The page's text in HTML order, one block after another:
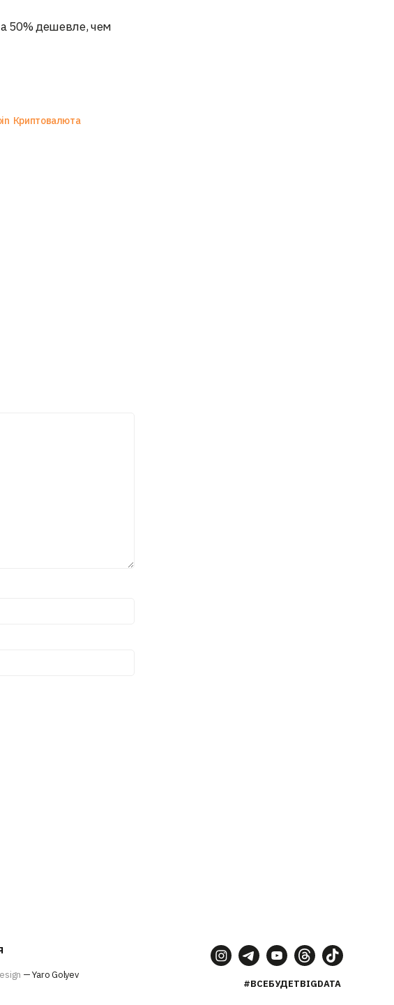
50% дешевле, чем
Криптовалюта
— Yaro Golyev
#ВСЕБУДЕТBIGDATA